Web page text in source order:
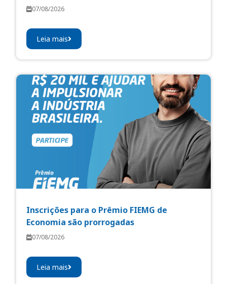
07/08/2026
Leia mais
Inscrições para o Prêmio FIEMG de
Economia são prorrogadas
07/08/2026
Leia mais